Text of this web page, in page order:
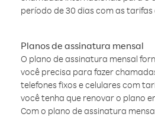
período de 30 dias com as tarifas
Planos de assinatura mensal
O plano de assinatura mensal
você precisa para fazer
telefones fixos e celulares com
você tenha que renovar o plano
Com o plano de assinatura